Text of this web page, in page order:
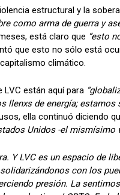
estructural y la
como arma de guerra y
está claro que “esto
que esto no sólo está
climático.
LVC están aquí para
llenxs de energía;
ella continuó diciendo
Unidos -el mismísimo
Y LVC es un espacio
con los
presión. La